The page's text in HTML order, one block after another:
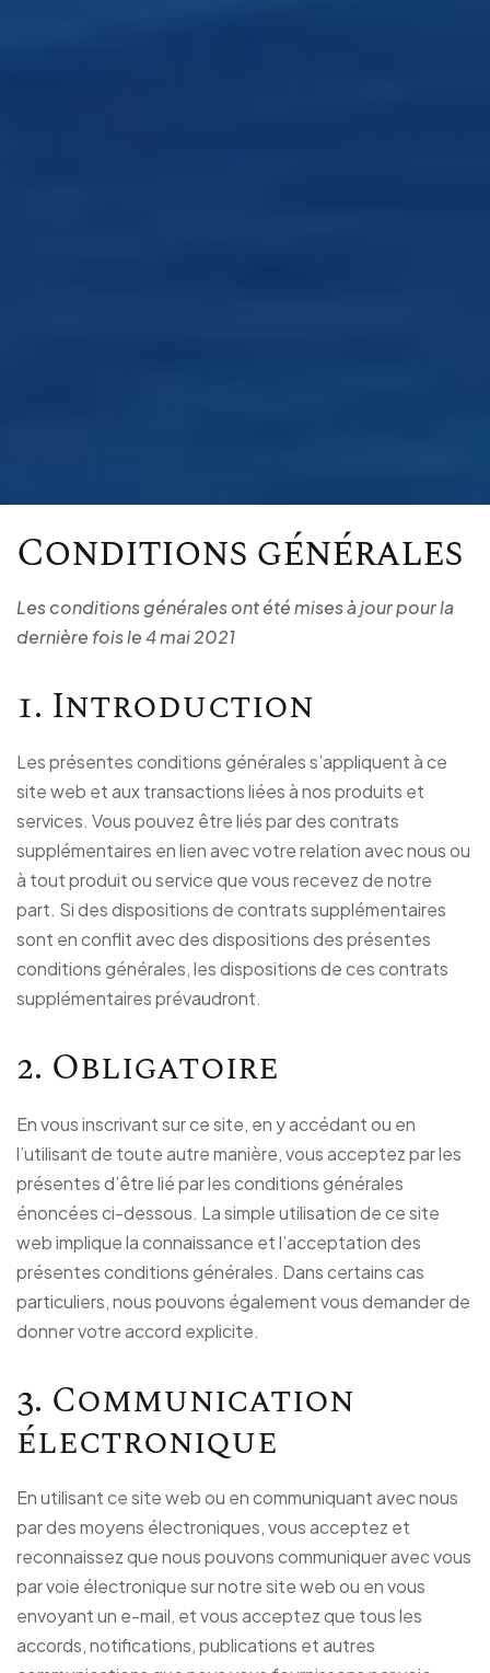
Conditions générales
Les conditions générales ont été mises à jour pour la
dernière fois le 4 mai 2021
1. Introduction
Les présentes conditions générales s’appliquent à ce
site web et aux transactions liées à nos produits et
services. Vous pouvez être liés par des contrats
supplémentaires en lien avec votre relation avec nous ou
à tout produit ou service que vous recevez de notre
part. Si des dispositions de contrats supplémentaires
sont en conflit avec des dispositions des présentes
conditions générales, les dispositions de ces contrats
supplémentaires prévaudront.
2. Obligatoire
En vous inscrivant sur ce site, en y accédant ou en
l’utilisant de toute autre manière, vous acceptez par les
présentes d’être lié par les conditions générales
énoncées ci-dessous. La simple utilisation de ce site
web implique la connaissance et l’acceptation des
présentes conditions générales. Dans certains cas
particuliers, nous pouvons également vous demander de
donner votre accord explicite.
3. Communication
électronique
En utilisant ce site web ou en communiquant avec nous
par des moyens électroniques, vous acceptez et
reconnaissez que nous pouvons communiquer avec vous
par voie électronique sur notre site web ou en vous
envoyant un e-mail, et vous acceptez que tous les
accords, notifications, publications et autres